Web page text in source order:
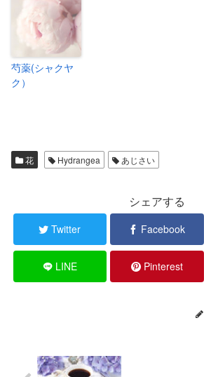
芍薬(シャクヤ
ク）
花 Hydrangea あじさい
シェアする
Twitter Facebook
LINE Pinterest